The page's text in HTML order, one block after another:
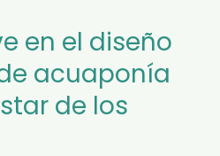
en el diseño
acuaponía
de los